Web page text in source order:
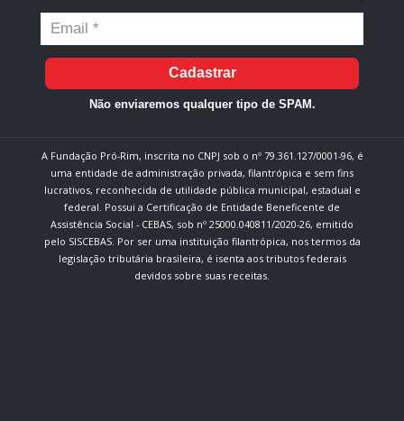
Cadastrar
Não enviaremos qualquer tipo de SPAM.
A Fundação Pró-Rim, inscrita no CNPJ sob o nº 79.361.127/0001-96, é
uma entidade de administração privada, filantrópica e sem fins
lucrativos, reconhecida de utilidade pública municipal, estadual e
federal. Possui a Certificação de Entidade Beneficente de
Assistência Social - CEBAS, sob nº 25000.040811/2020-26, emitido
pelo SISCEBAS. Por ser uma instituição filantrópica, nos termos da
legislação tributária brasileira, é isenta aos tributos federais
devidos sobre suas receitas.